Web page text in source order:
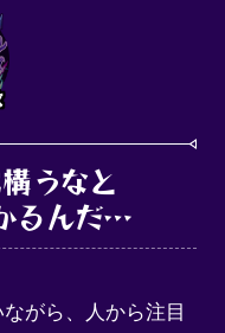
うなと
るんだ…
がら、人から注目